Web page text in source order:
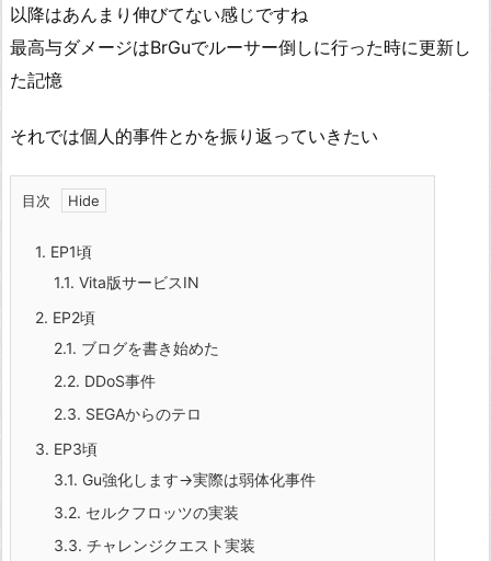
以降はあんまり伸びてない感じですね
最高与ダメージはBrGuでルーサー倒しに行った時に更新し
た記憶
それでは個人的事件とかを振り返っていきたい
目次
1. EP1頃
1.1. Vita版サービスIN
2. EP2頃
2.1. ブログを書き始めた
2.2. DDoS事件
2.3. SEGAからのテロ
3. EP3頃
3.1. Gu強化します→実際は弱体化事件
3.2. セルクフロッツの実装
3.3. チャレンジクエスト実装